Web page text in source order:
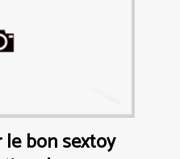
bon sextoy